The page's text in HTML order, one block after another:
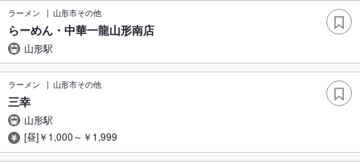
ラーメン 山形市その他
らーめん・中華一龍山形南店
山形駅
ラーメン 山形市その他
三幸
山形駅
[昼]￥1,000～￥1,999